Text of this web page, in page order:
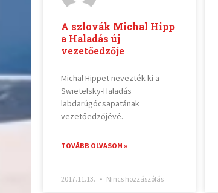
A szlovák Michal Hipp
a Haladás új
vezetőedzője
Michal Hippet nevezték ki a
Swietelsky-Haladás
labdarúgócsapatának
vezetőedzőjévé.
TOVÁBB OLVASOM »
2017.11.13. Nincs hozzászólás